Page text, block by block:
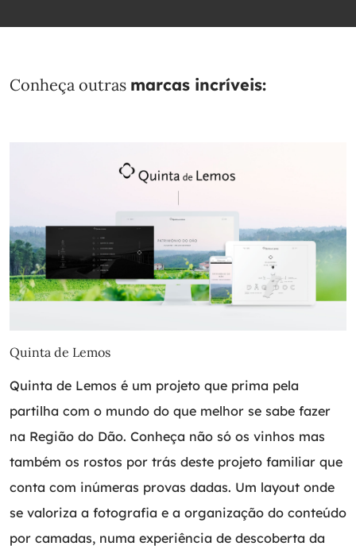
Conheça outras marcas incríveis:
Quinta de Lemos
Quinta de Lemos é um projeto que prima pela
partilha com o mundo do que melhor se sabe fazer
na Região do Dão. Conheça não só os vinhos mas
também os rostos por trás deste projeto familiar que
conta com inúmeras provas dadas. Um layout onde
se valoriza a fotografia e a organização do conteúdo
por camadas, numa experiência de descoberta da